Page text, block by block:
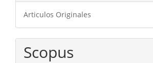
Articulos Originales
Scopus